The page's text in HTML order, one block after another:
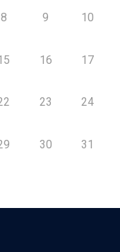
8 9 10
16 17
23 24
30 31